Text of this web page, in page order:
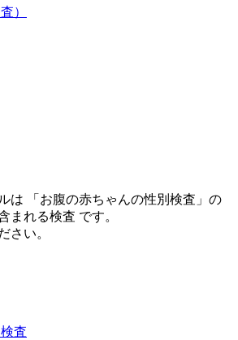
）
は 「お腹の赤ちゃんの性別検査」の
まれる検査 です。
さい。
査